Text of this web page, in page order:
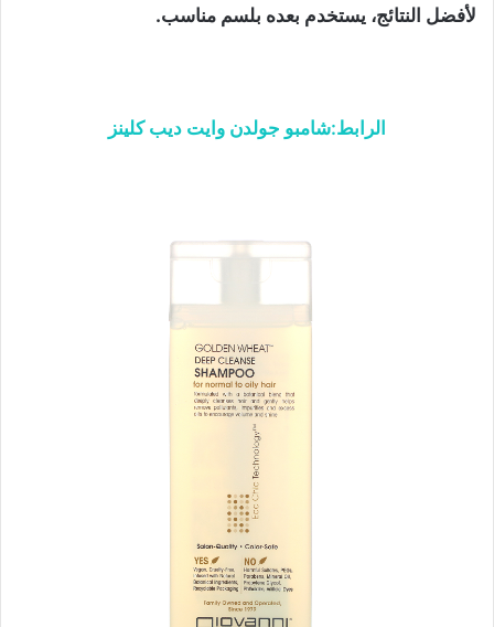
لأفضل النتائج، يستخدم بعده بلسم مناسب.
الرابط:شامبو جولدن وايت ديب كلينز